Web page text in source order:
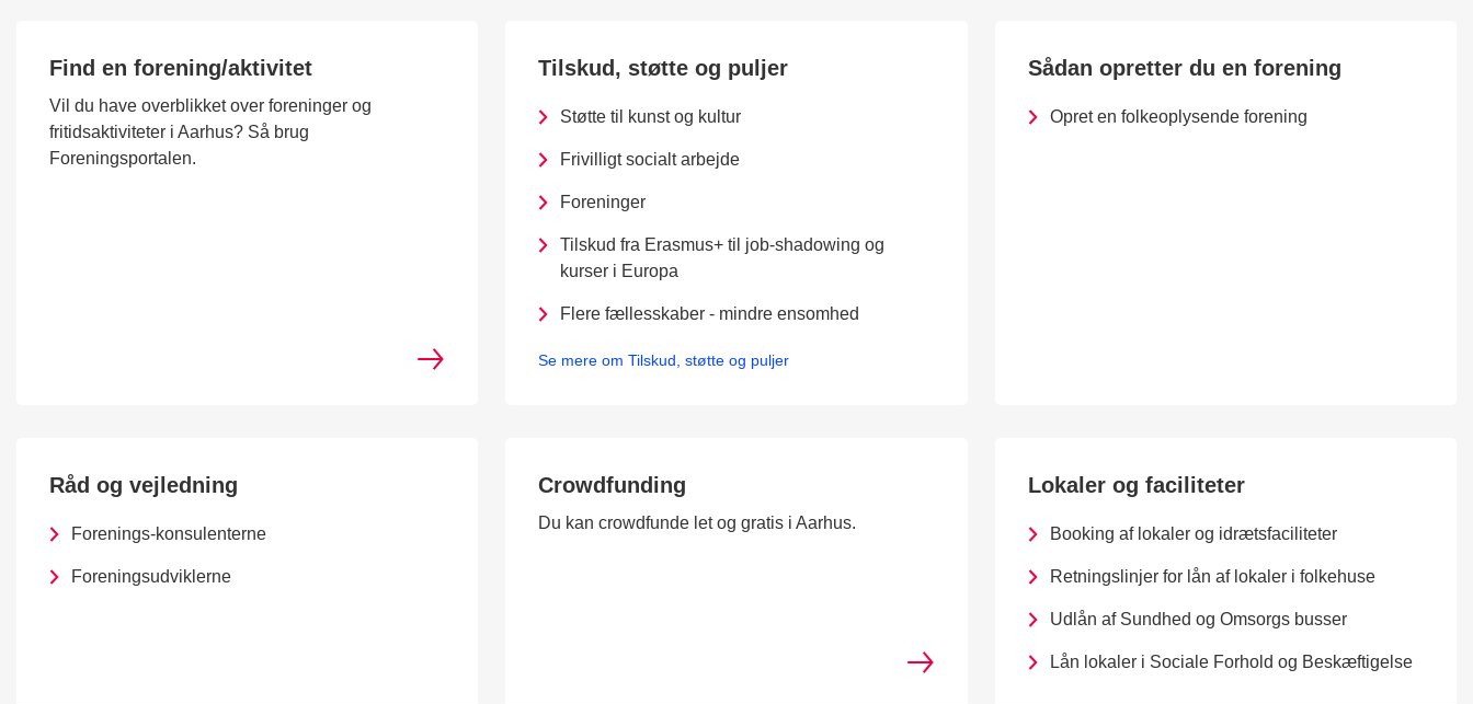
Find en forening/aktivitet
Vil du have overblikket over foreninger og
fritidsaktiviteter i Aarhus? Så brug
Foreningsportalen.
Tilskud, støtte og puljer
Støtte til kunst og kultur
Frivilligt socialt arbejde
Foreninger
Tilskud fra Erasmus+ til job-shadowing og
kurser i Europa
Flere fællesskaber - mindre ensomhed
Se mere om Tilskud, støtte og puljer
Sådan opretter du en forening
Opret en folkeoplysende forening
Råd og vejledning
Forenings-konsulenterne
Foreningsudviklerne
Crowdfunding
Du kan crowdfunde let og gratis i Aarhus.
Lokaler og faciliteter
Booking af lokaler og idrætsfaciliteter
Retningslinjer for lån af lokaler i folkehuse
Udlån af Sundhed og Omsorgs busser
Lån lokaler i Sociale Forhold og Beskæftigelse